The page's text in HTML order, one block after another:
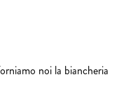
noi la biancheria